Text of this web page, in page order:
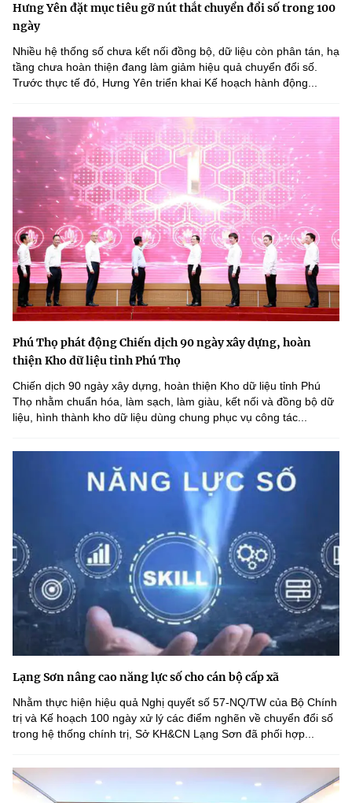
Hưng Yên đặt mục tiêu gỡ nút thắt chuyển đổi số trong 100
ngày
Nhiều hệ thống số chưa kết nối đồng bộ, dữ liệu còn phân tán, hạ
tầng chưa hoàn thiện đang làm giảm hiệu quả chuyển đổi số.
Trước thực tế đó, Hưng Yên triển khai Kế hoạch hành động...
Phú Thọ phát động Chiến dịch 90 ngày xây dựng, hoàn
thiện Kho dữ liệu tỉnh Phú Thọ
Chiến dịch 90 ngày xây dựng, hoàn thiện Kho dữ liệu tỉnh Phú
Thọ nhằm chuẩn hóa, làm sạch, làm giàu, kết nối và đồng bộ dữ
liệu, hình thành kho dữ liệu dùng chung phục vụ công tác...
Lạng Sơn nâng cao năng lực số cho cán bộ cấp xã
Nhằm thực hiện hiệu quả Nghị quyết số 57-NQ/TW của Bộ Chính
trị và Kế hoạch 100 ngày xử lý các điểm nghẽn về chuyển đổi số
trong hệ thống chính trị, Sở KH&CN Lạng Sơn đã phối hợp...